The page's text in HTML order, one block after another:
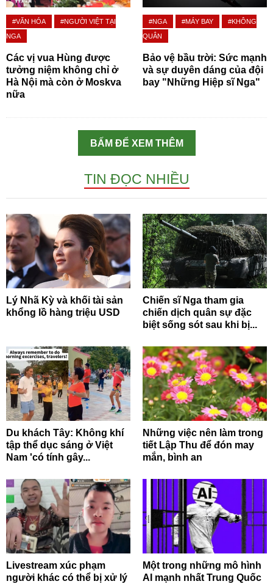
#VĂN HÓA
#NGƯỜI VIỆT TẠI
NGA
Các vị vua Hùng được
tưởng niệm không chỉ ở
Hà Nội mà còn ở Moskva
nữa
#NGA #MÁY BAY
#KHÔNG
QUÂN
Bảo vệ bầu trời: Sức mạnh
và sự duyên dáng của đội
bay "Những Hiệp sĩ Nga"
BẤM ĐỂ XEM THÊM
TIN ĐỌC NHIỀU
Lý Nhã Kỳ và khối tài sản
khổng lồ hàng triệu USD
Chiến sĩ Nga tham gia
chiến dịch quân sự đặc
biệt sống sót sau khi bị...
Du khách Tây: Không khí
tập thể dục sáng ở Việt
Nam 'có tính gây...
Những việc nên làm trong
tiết Lập Thu để đón may
mắn, bình an
Livestream xúc phạm
người khác có thể bị xử lý
Một trong những mô hình
AI mạnh nhất Trung Quốc